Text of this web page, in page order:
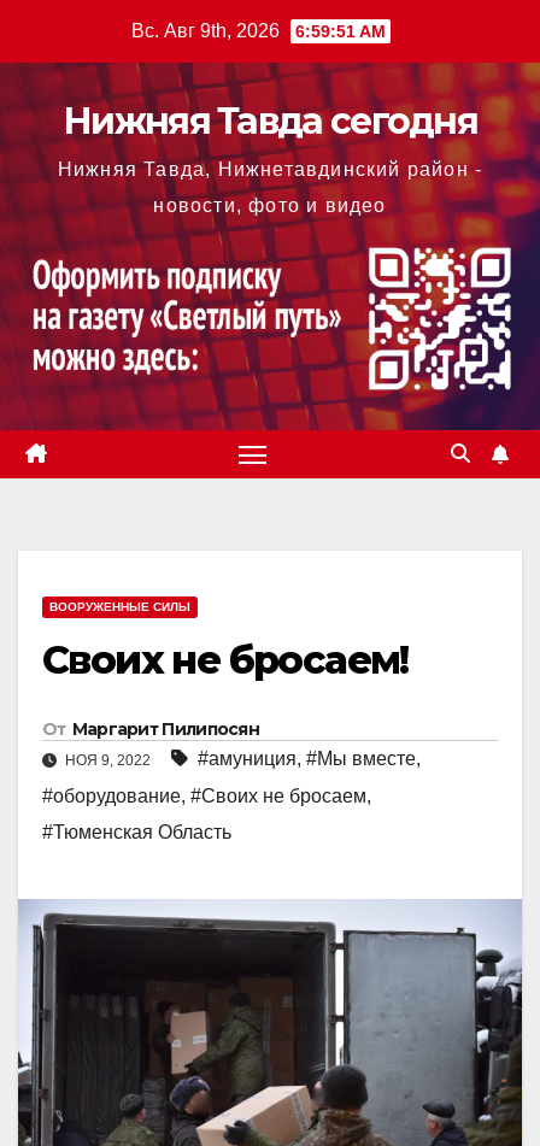
содержимому
Вс. Авг 9th, 2026 6:59:51 AM
Нижняя Тавда сегодня
Нижняя Тавда, Нижнетавдинский район -
новости, фото и видео
ВООРУЖЕННЫЕ СИЛЫ
Своих не бросаем!
От Маргарит Пилипосян
НОЯ 9, 2022 #амуниция, #Мы вместе,
#оборудование, #Своих не бросаем,
#Тюменская Область